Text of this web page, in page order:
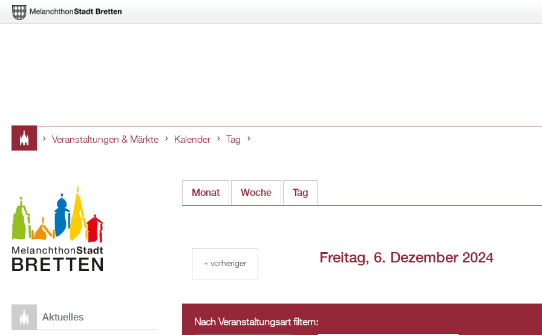
hier
Veranstaltungen & Märkte Kalender Tag
Monat Woche Tag(aktiver Reiter)
Freitag, 6. Dezember 2024
« vorheriger
Nach Veranstaltungsart filtern:
Aktuelles